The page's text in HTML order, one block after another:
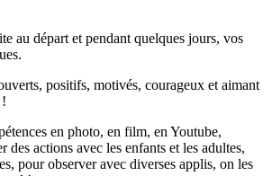
au départ et pendant quelques jours, vos
positifs, motivés, courageux et aimant
en photo, en film, en Youtube,
des actions avec les enfants et les adultes,
pour observer avec diverses applis, on les